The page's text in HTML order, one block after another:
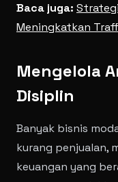
Baca juga:
Meningkatkan
Mengelola
Disiplin
Banyak bisnis
kurang penjualan,
keuangan yang